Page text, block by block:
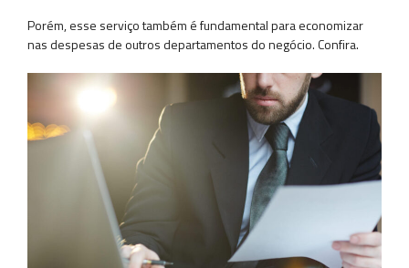
Porém, esse serviço também é fundamental para economizar
nas despesas de outros departamentos do negócio. Confira.